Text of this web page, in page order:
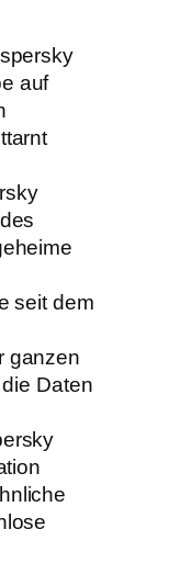
auf
seit dem
ganzen
Daten